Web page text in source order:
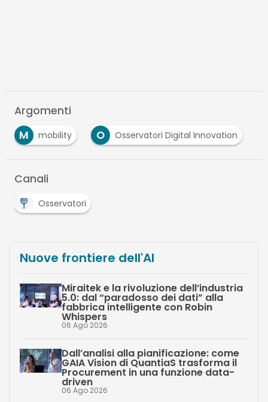
Argomenti
M
mobility O Osservatori Digital Innovation
Canali
Osservatori
Nuove frontiere dell'AI
Miraitek e la rivoluzione dell’industria
5.0: dal “paradosso dei dati” alla
fabbrica intelligente con Robin
Whispers
06 Ago 2026
Dall’analisi alla pianificazione: come
GAIA Vision di QuantiaS trasforma il
Procurement in una funzione data-
driven
06 Ago 2026